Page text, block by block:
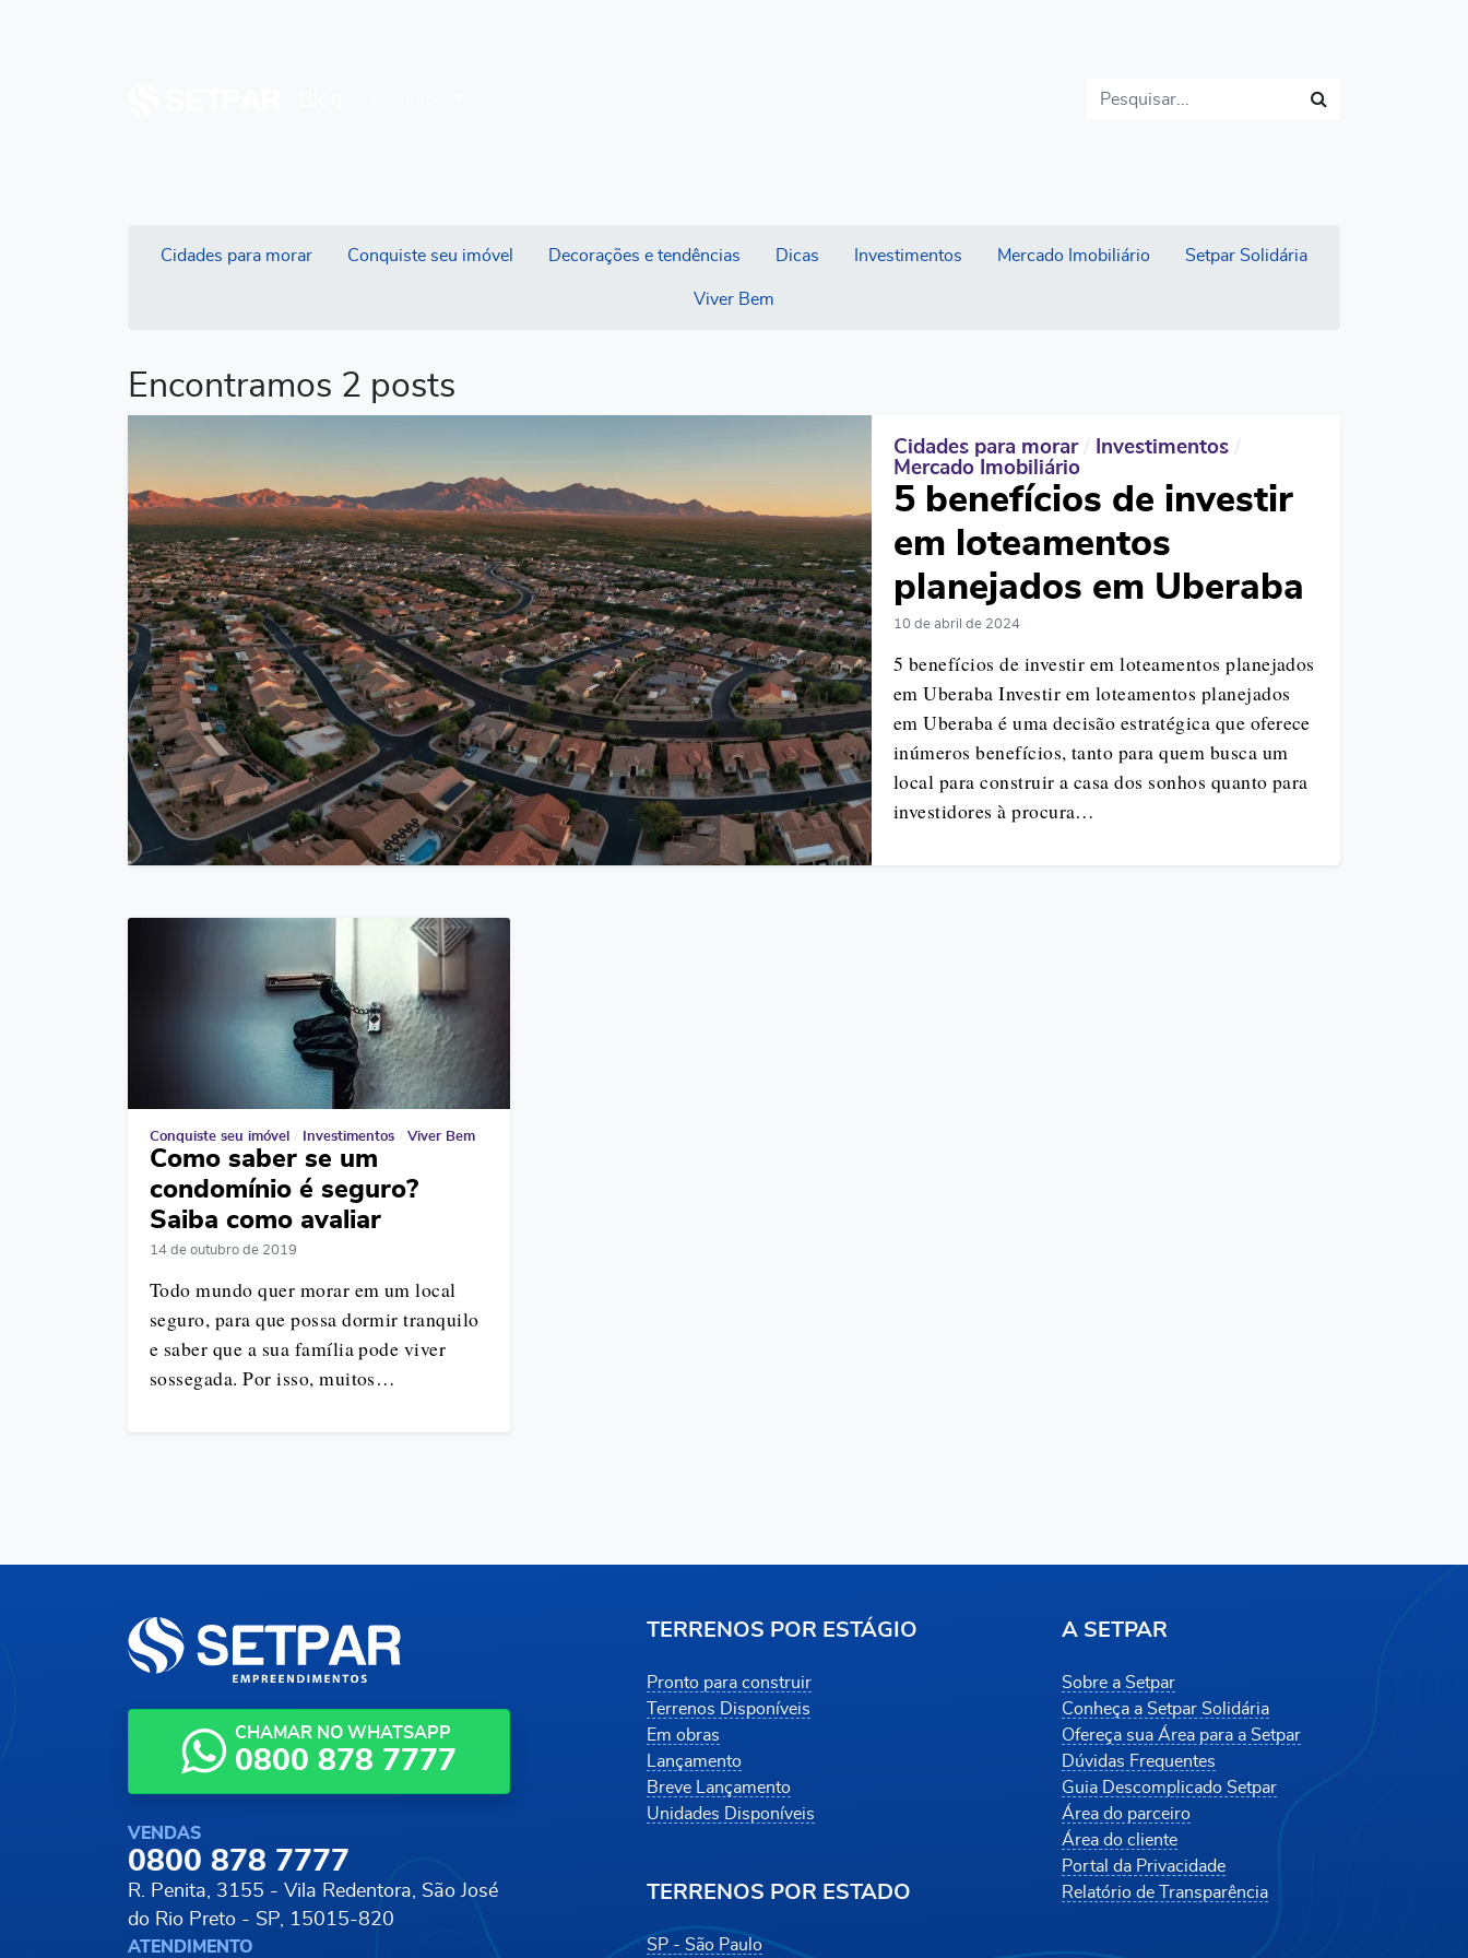
Cidades para morar Conquiste seu imóvel Decorações e tendências Dicas Investimentos Mercado Imobiliário Setpar Solidária
Viver Bem
Encontramos 2 posts
Cidades para morar Investimentos
Mercado Imobiliário
5 benefícios de investir
em loteamentos
planejados em Uberaba
10 de abril de 2024
5 benefícios de investir em loteamentos planejados
em Uberaba Investir em loteamentos planejados
em Uberaba é uma decisão estratégica que oferece
inúmeros benefícios, tanto para quem busca um
local para construir a casa dos sonhos quanto para
investidores à procura…
Conquiste seu imóvel Investimentos Viver Bem
Como saber se um
condomínio é seguro?
Saiba como avaliar
14 de outubro de 2019
Todo mundo quer morar em um local
seguro, para que possa dormir tranquilo
e saber que a sua família pode viver
sossegada. Por isso, muitos…
CHAMAR NO WHATSAPP
0800 878 7777
VENDAS
0800 878 7777
R. Penita, 3155 - Vila Redentora, São José
do Rio Preto - SP, 15015-820
ATENDIMENTO
TERRENOS POR ESTÁGIO
Pronto para construir
Terrenos Disponíveis
Em obras
Lançamento
Breve Lançamento
Unidades Disponíveis
TERRENOS POR ESTADO
SP - São Paulo
A SETPAR
Sobre a Setpar
Conheça a Setpar Solidária
Ofereça sua Área para a Setpar
Dúvidas Frequentes
Guia Descomplicado Setpar
Área do parceiro
Área do cliente
Portal da Privacidade
Relatório de Transparência